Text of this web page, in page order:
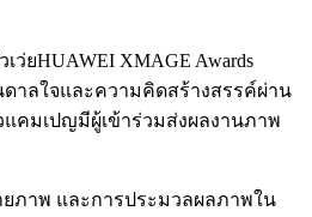
ยHUAWEI XMAGE Awards
ดาลใจและความคิดสร้างสรรค์ผ่าน
คมเปญมีผู้เข้าร่วมส่งผลงานภาพ
ยภาพ และการประมวลผลภาพใน